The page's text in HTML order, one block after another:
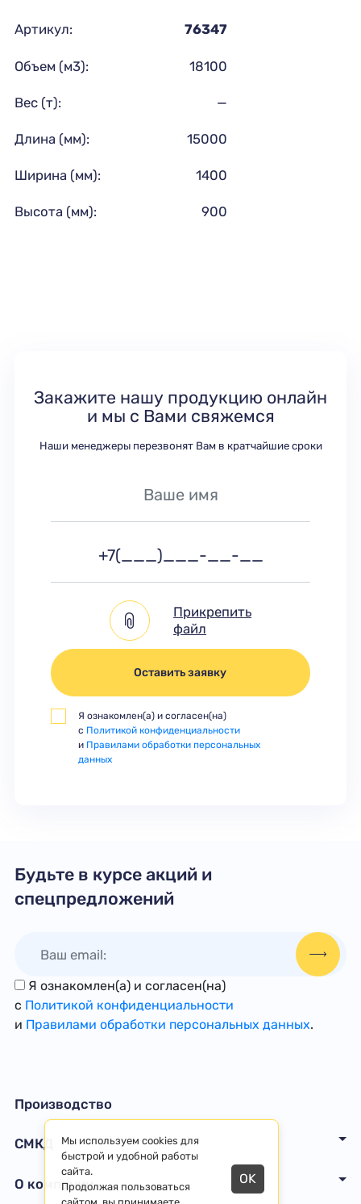
Артикул: 76347
Объем (м3): 18100
Вес (т): —
Длина (мм): 15000
Ширина (мм): 1400
Высота (мм): 900
Закажите нашу продукцию онлайн
и мы с Вами свяжемся
Наши менеджеры перезвонят Вам в кратчайшие сроки
Прикрепить
файл
Оставить заявку
Я ознакомлен(а) и согласен(на)
с Политикой конфиденциальности
и Правилами обработки персональных
данных
Будьте в курсе акций и
спецпредложений
Я ознакомлен(а) и согласен(на)
с Политикой конфиденциальности
и Правилами обработки персональных данных.
Производство
СМКД
О компании
Мы используем cookies для
быстрой и удобной работы
сайта.
Продолжая пользоваться
OK